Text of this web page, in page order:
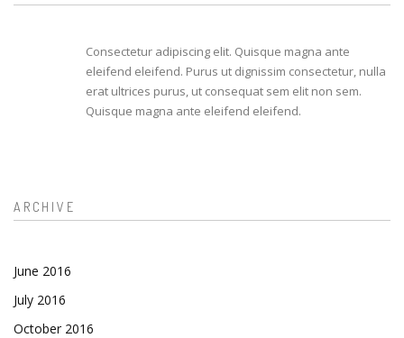
Consectetur adipiscing elit. Quisque magna ante
eleifend eleifend. Purus ut dignissim consectetur, nulla
erat ultrices purus, ut consequat sem elit non sem.
Quisque magna ante eleifend eleifend.
ARCHIVE
June 2016
July 2016
October 2016